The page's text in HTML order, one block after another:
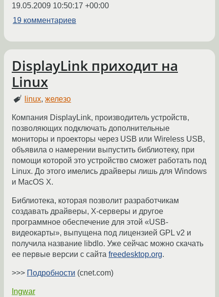
19.05.2009 10:50:17 +00:00
19 комментариев
DisplayLink приходит на
Linux
linux,железо
Компания DisplayLink, производитель устройств,
позволяющих подключать дополнительные
мониторы и проекторы через USB или Wireless USB,
объявила о намерении выпустить библиотеку, при
помощи которой это устройство сможет работать под
Linux. До этого имелись драйверы лишь для Windows
и MacOS X.
Библиотека, которая позволит разработчикам
создавать драйверы, X-серверы и другое
программное обеспечение для этой «USB-
видеокарты», выпущена под лицензией GPL v2 и
получила название libdlo. Уже сейчас можно скачать
ее первые версии с сайта freedesktop.org.
>>> Подробности (cnet.com)
Ingwar